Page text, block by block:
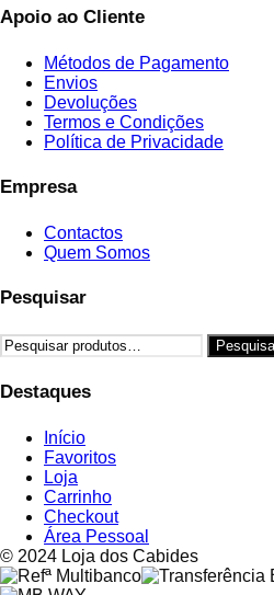
Apoio ao Cliente
Métodos de Pagamento
Envios
Devoluções
Termos e Condições
Política de Privacidade
Empresa
Contactos
Quem Somos
Pesquisar
Pesquisar
por:
Pesquisa
Destaques
Início
Favoritos
Loja
Carrinho
Checkout
Área Pessoal
© 2024 Loja dos Cabides